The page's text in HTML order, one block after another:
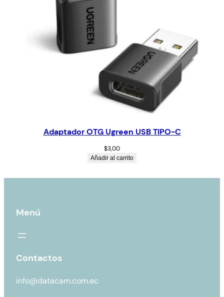
Adaptador OTG Ugreen USB TIPO-C
$3,00
Añadir al carrito
Menú
Contactos
info@datacam.com.ec